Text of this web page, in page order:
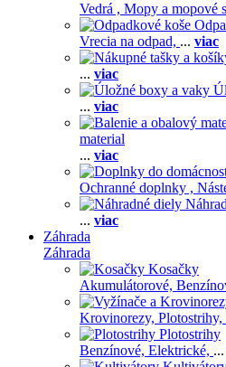
Vedrá , Mopy a mopové
Vrecia na odpad, ... viac
... viac
... viac
material
... viac
Ochranné doplnky ,
... viac
Záhrada
Záhrada
Kosačky
Akumulátorové,
Krovinorezy, Plotostrihy,
Plotostrihy
Benzínové, Elektrické, ...